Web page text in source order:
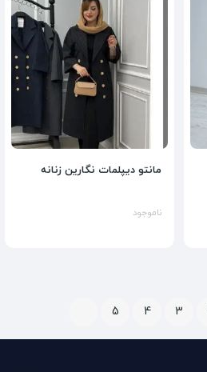
مانتو دیپلمات نگارین زنانه
ناموجود
3
4
5